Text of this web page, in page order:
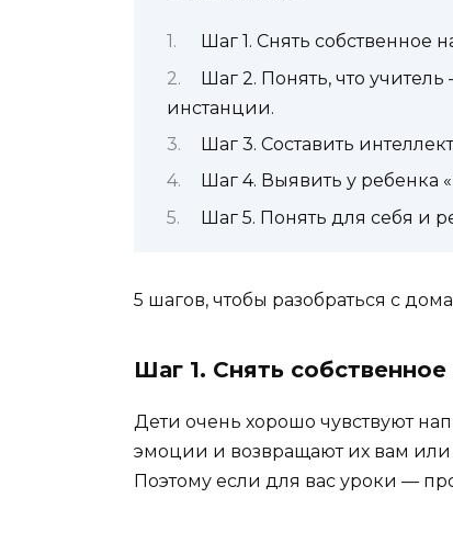
Шаг 1. Снять собственное
Шаг 2. Понять, что
инстанции.
Шаг 3. Составить
Шаг 4. Выявить у ребенка
Шаг 5. Понять для себя и
5 шагов, чтобы разобраться с
Шаг 1. Снять
Дети очень хорошо чувствуют
эмоции и возвращают их вам или
Поэтому если для вас уроки —